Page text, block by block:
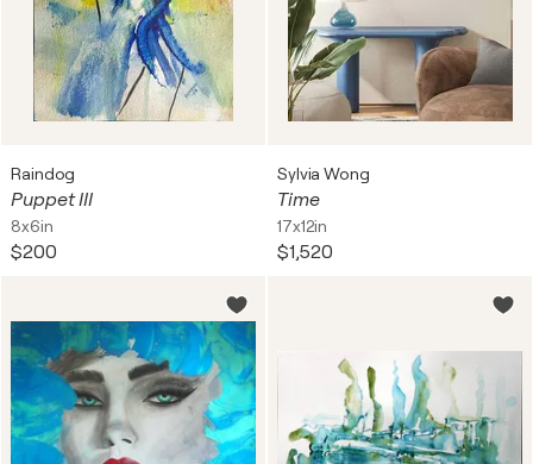
Raindog
Puppet III
8x6in
$200
Sylvia Wong
Time
17x12in
$1,520